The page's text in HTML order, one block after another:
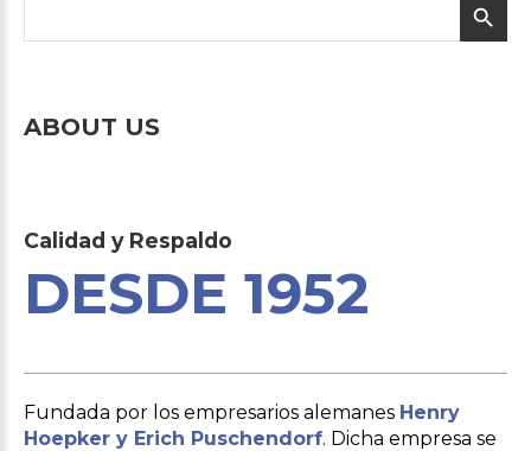
ABOUT US
Calidad y Respaldo
DESDE 1952
Fundada por los empresarios alemanes Henry
Hoepker y Erich Puschendorf. Dicha empresa se